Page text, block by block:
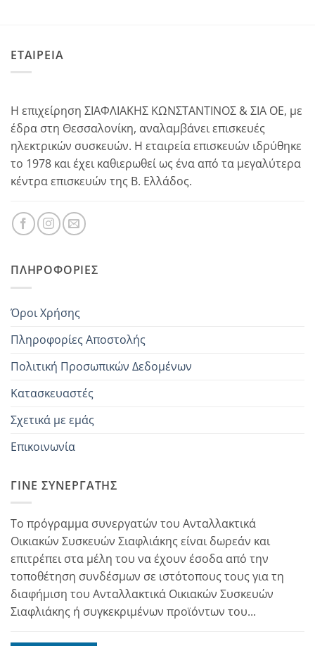
ΕΤΑΙΡΕΙΑ
Η επιχείρηση ΣΙΑΦΛΙΑΚΗΣ ΚΩΝΣΤΑΝΤΙΝΟΣ & ΣΙΑ ΟΕ, με
έδρα στη Θεσσαλονίκη, αναλαμβάνει επισκευές
ηλεκτρικών συσκευών. Η εταιρεία επισκευών ιδρύθηκε
το 1978 και έχει καθιερωθεί ως ένα από τα μεγαλύτερα
κέντρα επισκευών της Β. Ελλάδος.
ΠΛΗΡΟΦΟΡΊΕΣ
Όροι Χρήσης
Πληροφορίες Αποστολής
Πολιτική Προσωπικών Δεδομένων
Κατασκευαστές
Σχετικά με εμάς
Επικοινωνία
ΓΊΝΕ ΣΥΝΕΡΓΆΤΗΣ
Το πρόγραμμα συνεργατών του Ανταλλακτικά
Οικιακών Συσκευών Σιαφλιάκης είναι δωρεάν και
επιτρέπει στα μέλη του να έχουν έσοδα από την
τοποθέτηση συνδέσμων σε ιστότοπους τους για τη
διαφήμιση του Ανταλλακτικά Οικιακών Συσκευών
Σιαφλιάκης ή συγκεκριμένων προϊόντων του...